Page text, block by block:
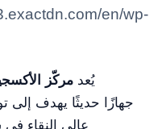
en/wp-
يُعد مركّز
عالي النقاء